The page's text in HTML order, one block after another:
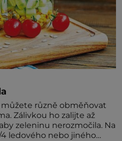
můžete různě obměňovat
Zálivkou ho zalijte až
zeleninu nerozmočila. Na
ledového nebo jiného